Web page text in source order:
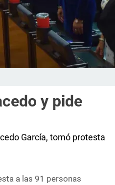
y pide
García, tomó protesta
a las 91 personas